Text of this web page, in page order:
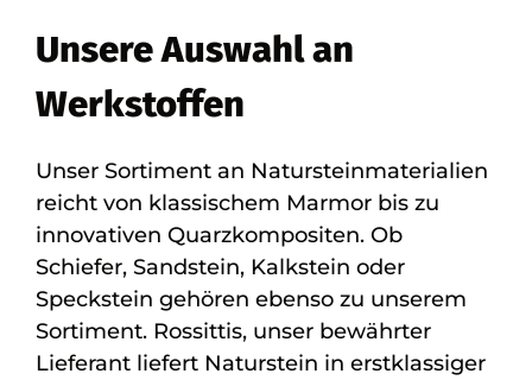
Unsere Auswahl an
Werkstoffen
Unser Sortiment an Natursteinmaterialien
reicht von klassischem Marmor bis zu
innovativen Quarzkompositen. Ob
Schiefer, Sandstein, Kalkstein oder
Speckstein gehören ebenso zu unserem
Sortiment. Rossittis, unser bewährter
Lieferant liefert Naturstein in erstklassiger